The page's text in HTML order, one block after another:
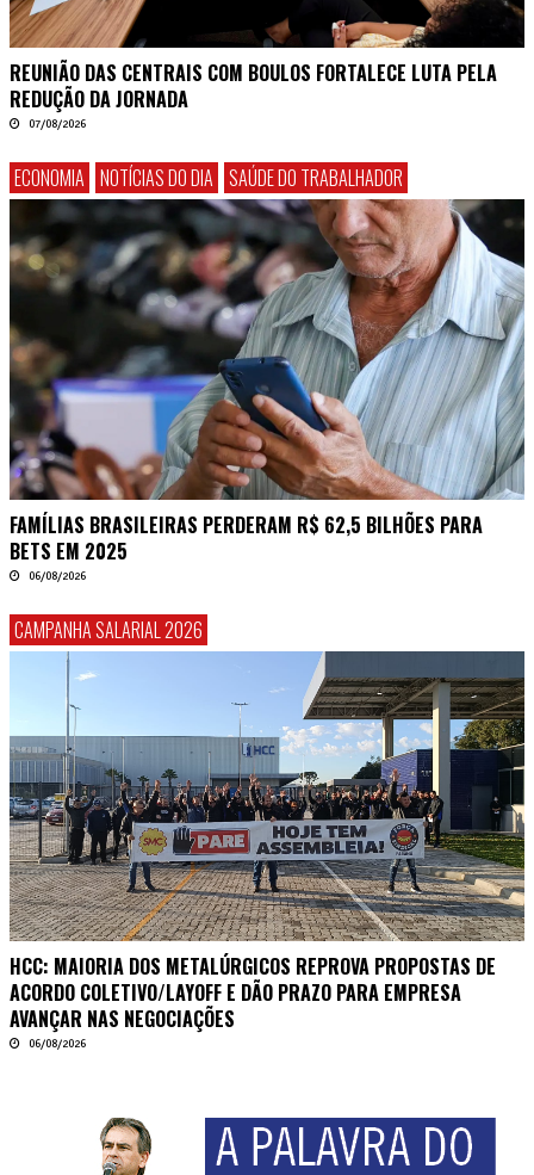
REUNIÃO DAS CENTRAIS COM BOULOS FORTALECE LUTA PELA
REDUÇÃO DA JORNADA
07/08/2026
ECONOMIA NOTÍCIAS DO DIA SAÚDE DO TRABALHADOR
FAMÍLIAS BRASILEIRAS PERDERAM R$ 62,5 BILHÕES PARA
BETS EM 2025
06/08/2026
CAMPANHA SALARIAL 2026
HCC: MAIORIA DOS METALÚRGICOS REPROVA PROPOSTAS DE
ACORDO COLETIVO/LAYOFF E DÃO PRAZO PARA EMPRESA
AVANÇAR NAS NEGOCIAÇÕES
06/08/2026